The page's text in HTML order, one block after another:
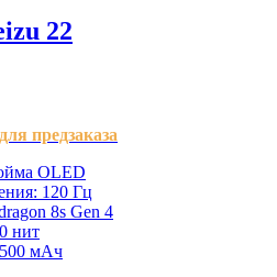
22
предзаказа
OLED
120 Гц
8s Gen 4
нит
мАч